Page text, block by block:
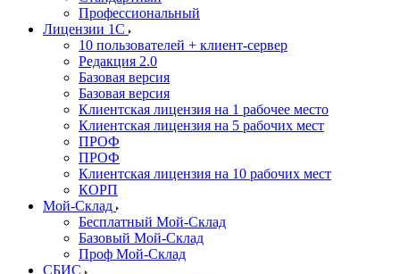
Профессиональный
Лицензии 1С
10 пользователей + клиент-сервер
Редакция 2.0
Базовая версия
Базовая версия
Клиентская лицензия на 1 рабочее место
Клиентская лицензия на 5 рабочих мест
ПРОФ
ПРОФ
Клиентская лицензия на 10 рабочих мест
КОРП
Мой-Склад
Бесплатный Мой-Склад
Базовый Мой-Склад
Проф Мой-Склад
СБИС